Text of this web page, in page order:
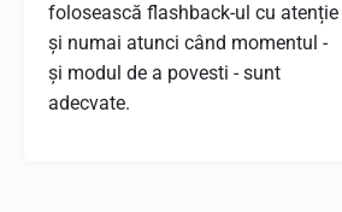
folosească flashback-ul cu atenție
și numai atunci când momentul -
și modul de a povesti - sunt
adecvate.